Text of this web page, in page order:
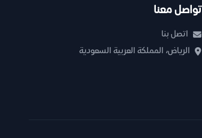
تواصل معنا
اتصل بنا
الرياض، المملكة العربية السعودية